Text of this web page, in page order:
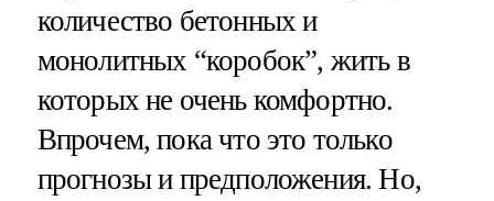
количество бетонных и
монолитных “коробок”, жить в
которых не очень комфортно.
Впрочем, пока что это только
прогнозы и предположения. Но,